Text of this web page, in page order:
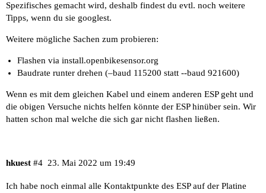
Spezifisches gemacht wird, deshalb findest du evtl. noch weitere
Tipps, wenn du sie googlest.
Weitere mögliche Sachen zum probieren:
Flashen via install.openbikesensor.org
Baudrate runter drehen (–baud 115200 statt --baud 921600)
Wenn es mit dem gleichen Kabel und einem anderen ESP geht und
die obigen Versuche nichts helfen könnte der ESP hinüber sein. Wir
hatten schon mal welche die sich gar nicht flashen ließen.
hkuest 23. Mai 2022 um 19:49
#4
Ich habe noch einmal alle Kontaktpunkte des ESP auf der Platine